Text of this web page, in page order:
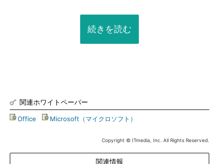
続きを読む
関連ホワイトペーパー
Office Microsoft（マイクロソフト）
Copyright © ITmedia, Inc. All Rights Reserved.
関連情報